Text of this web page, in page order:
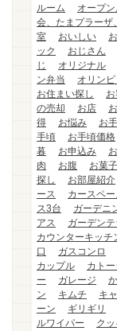
ルーム
オープ
会、たまプラーザ
室
おいしい
ック
おじさん
じ
オリジナル
ン弁当
オリンピ
お住まい探し
の売却
お店
得
お悩み お
手頃
お手頃価格
暮
お申込み
肉
お腹 お菓子
探し
お部屋紹介
ース
カースペ
ス3台
ガーデニ
アス
ガーデンテ
カウンターキッチ
口
ガスコンロ
カップル
カトー
ー
ガレージ
ン
キムチ キ
ーン
ギリギリ
ルワイパー
ク